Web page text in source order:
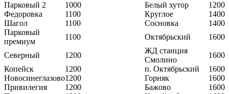
Парковый 2
1000 Белый хутор
1200
Федоровка
1100 Круглое
1400
Шагол
1100 Сосновка
1400
Парковый
премиум
1100 Октябрьский 1600
Северный 1200
ЖД станция
Смолино
1600
Копейск
1200 п. Октябрьский
1600
Новосинеглазово1200 Горняк
1600
Привилегия
1200 Бажово
1600